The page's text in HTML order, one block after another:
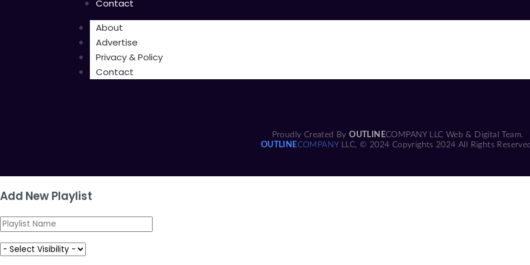
Contact
About
Advertise
Privacy & Policy
Contact
Proudly Created ByOUTLINECOMPANY LLC Web & Digital Team.
OUTLINECOMPANYLLC, © 2024 Copyrights 2024 All Rights
Add New Playlist